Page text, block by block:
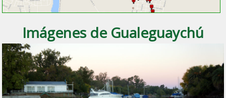
Imágenes de Gualeguaychú